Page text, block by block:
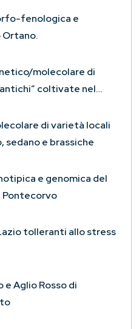
fenologica e
molecolare di
coltivate nel
di varietà locali
sedano e brassiche
e genomica del
Pontecorvo
tolleranti allo stress
e Aglio Rosso di